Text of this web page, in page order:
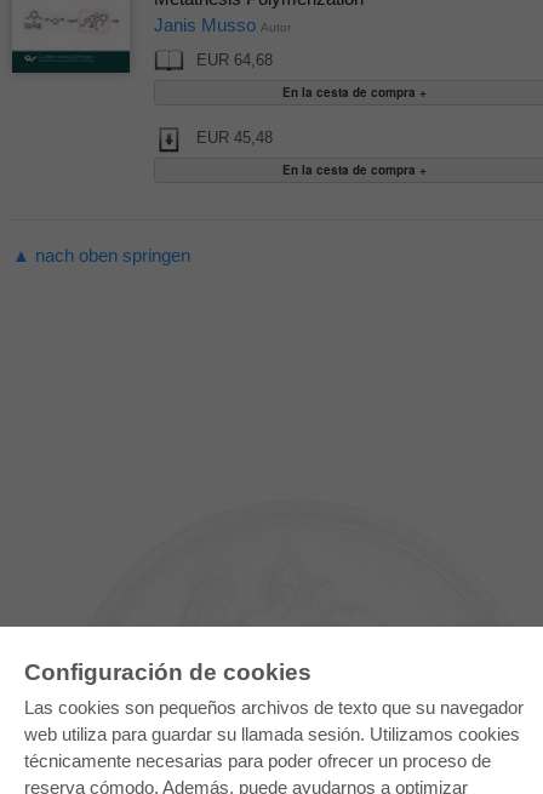
Configuración de cookies
Las cookies son pequeños archivos de texto que su navegador
web utiliza para guardar su llamada sesión. Utilizamos cookies
técnicamente necesarias para poder ofrecer un proceso de
reserva cómodo. Además, puede ayudarnos a optimizar
Janis Musso Autor
EUR 64,68
EUR 45,48
▲ nach oben springen
E-COLLECTION